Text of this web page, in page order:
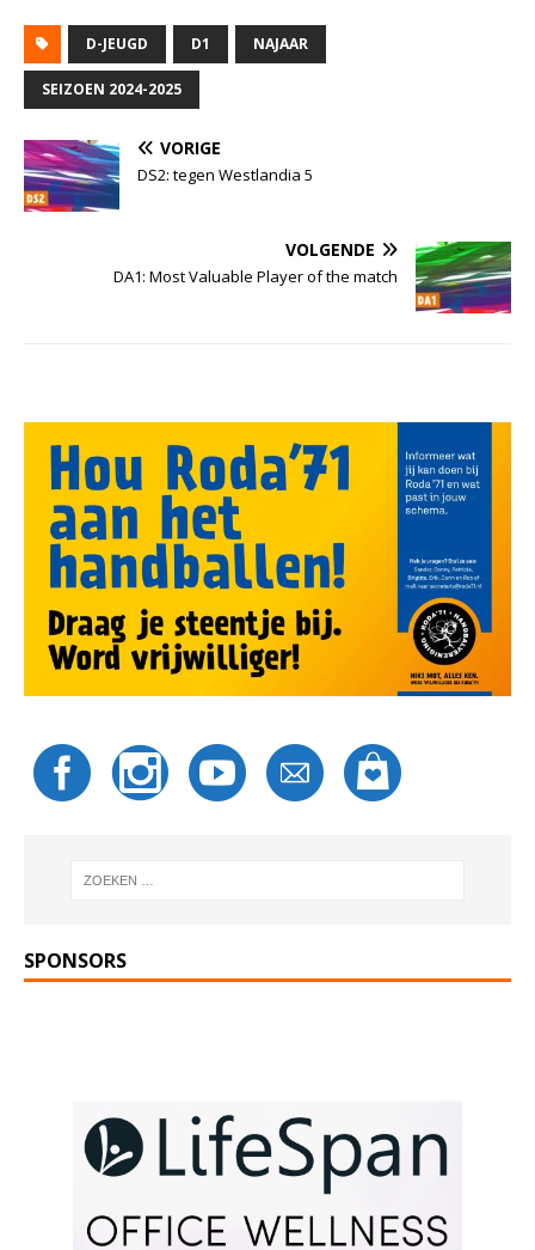
D-JEUGD D1 NAJAAR
SEIZOEN 2024-2025
VORIGE
DS2: tegen Westlandia 5
VOLGENDE
DA1: Most Valuable Player of the match
SPONSORS